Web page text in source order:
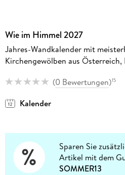
Wie im Himmel 2027
Jahres-Wandkalender mit
Kirchengewölben aus
Götzenbrucker.
(0 Bewertungen)15
Kalender
Sparen Sie
Artikel mit dem
SOMMER13